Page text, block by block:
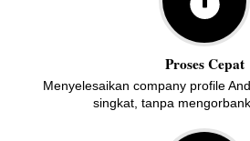
Proses Cepat
Menyelesaikan company profile
singkat, tanpa